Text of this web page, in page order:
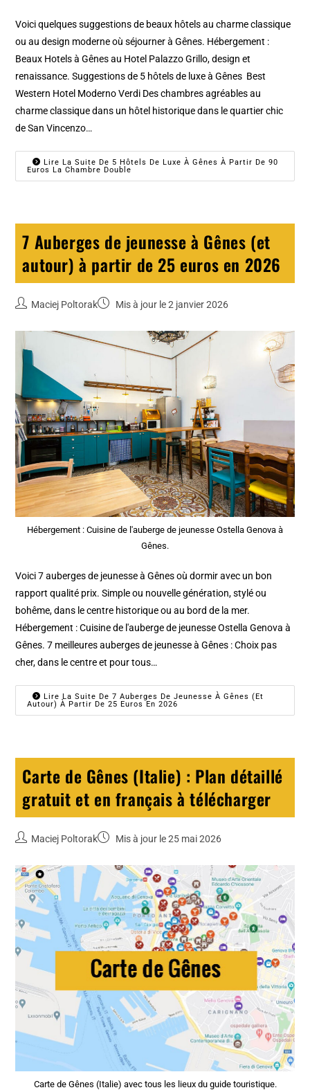
Voici quelques suggestions de beaux hôtels au charme classique
ou au design moderne où séjourner à Gênes. Hébergement :
Beaux Hotels à Gênes au Hotel Palazzo Grillo, design et
renaissance. Suggestions de 5 hôtels de luxe à Gênes Best
Western Hotel Moderno Verdi Des chambres agréables au
charme classique dans un hôtel historique dans le quartier chic
de San Vincenzo…
Lire La Suite De 5 Hôtels De Luxe À Gênes À Partir De 90
Euros La Chambre Double
7 Auberges de jeunesse à Gênes (et
autour) à partir de 25 euros en 2026
Maciej Poltorak Mis à jour le 2 janvier 2026
Hébergement : Cuisine de l'auberge de jeunesse Ostella Genova à
Gênes.
Voici 7 auberges de jeunesse à Gênes où dormir avec un bon
rapport qualité prix. Simple ou nouvelle génération, stylé ou
bohême, dans le centre historique ou au bord de la mer.
Hébergement : Cuisine de l'auberge de jeunesse Ostella Genova à
Gênes. 7 meilleures auberges de jeunesse à Gênes : Choix pas
cher, dans le centre et pour tous…
Lire La Suite De 7 Auberges De Jeunesse À Gênes (et
Autour) À Partir De 25 Euros En 2026
Carte de Gênes (Italie) : Plan détaillé
gratuit et en français à télécharger
Maciej Poltorak Mis à jour le 25 mai 2026
Carte de Gênes (Italie) avec tous les lieux du guide touristique.